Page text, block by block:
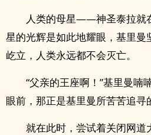
人类的母星——神圣泰拉就
星的光辉是如此地耀眼，基里曼
屹立，人类永远都不会灭亡。
“父亲的王座啊！”基里曼喃
眼前，那正是基里曼所苦苦追寻
就在此时，尝试着关闭网